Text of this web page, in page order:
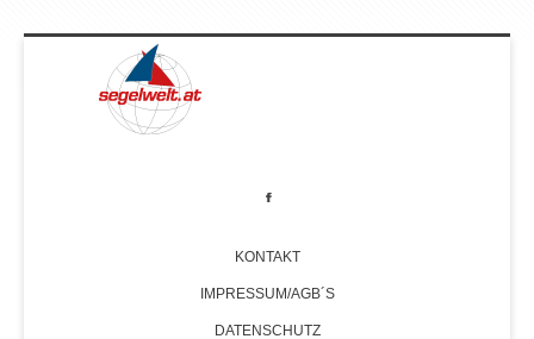
KONTAKT
IMPRESSUM/AGB´S
DATENSCHUTZ